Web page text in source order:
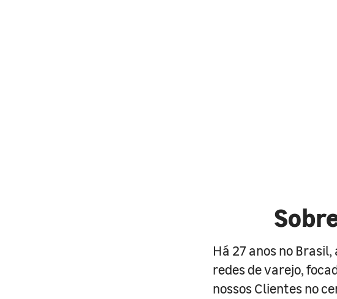
Há 27 anos no
redes de varejo,
nossos Clientes no